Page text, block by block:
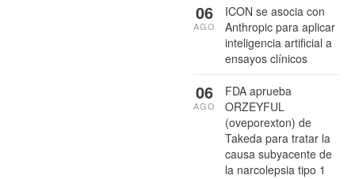
ICON se asocia con
Anthropic para aplicar
inteligencia artificial a
ensayos clínicos
06
AGO
FDA aprueba
ORZEYFUL
(oveporexton) de
Takeda para tratar la
causa subyacente de
la narcolepsia tipo 1
06
AGO